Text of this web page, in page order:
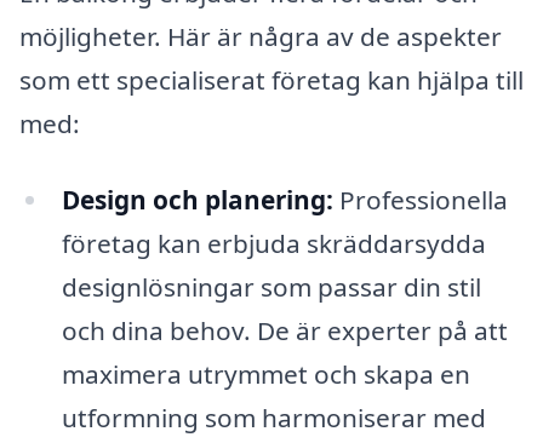
möjligheter. Här är några av de aspekter
som ett specialiserat företag kan hjälpa till
med:
Design och planering: Professionella
företag kan erbjuda skräddarsydda
designlösningar som passar din stil
och dina behov. De är experter på att
maximera utrymmet och skapa en
utformning som harmoniserar med